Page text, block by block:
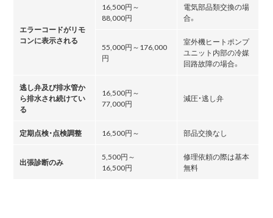
エラーコードがリモ
コンに表示される
16,500円～
88,000円
電気部品類交換の場
合。
55,000円～176,000
円
室外機ヒートポンプ
ユニット内部の冷媒
回路故障の場合。
逃し弁及び排水管か
ら排水され続けてい
る
16,500円～
77,000円
減圧・逃し弁
定期点検・点検調整 16,500円～ 部品交換なし
出張診断のみ
5,500円～
16,500円
修理依頼の際は基本
無料